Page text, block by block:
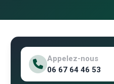
Appelez-nous
06 67 64 46 53